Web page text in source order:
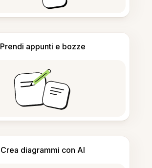
Prendi appunti e bozze
Crea diagrammi con AI